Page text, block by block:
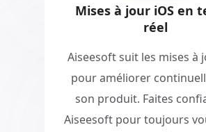
Mises à jour iOS en
réel
Aiseesoft suit les mises à
pour améliorer
son produit. Faites
Aiseesoft pour toujours